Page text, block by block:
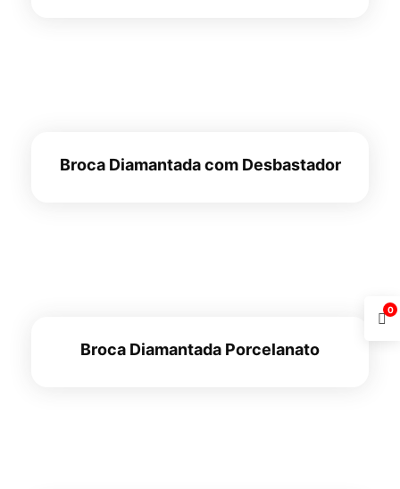
Broca Diamantada com Desbastador
Broca Diamantada Porcelanato
0